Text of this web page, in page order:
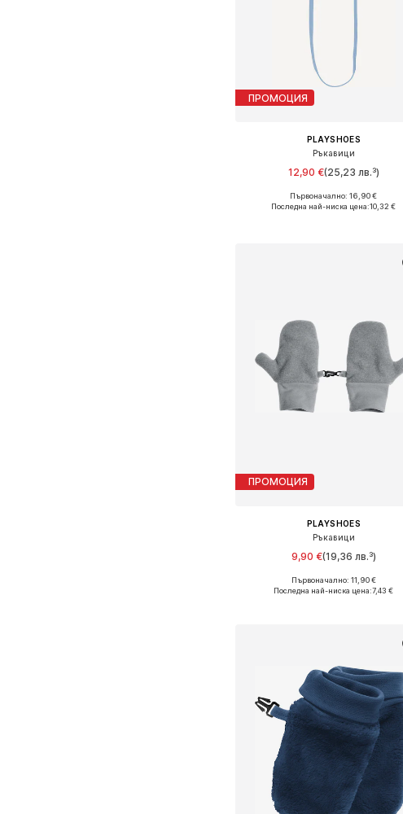
ПРОМОЦИЯ
PLAYSHOES
Ръкавици
12,90 €(25,23 лв.³)
Налични размери: XS-XL
Първоначално: 16,90 €
Последна най-ниска цена:10,32 €
ПРОМОЦИЯ
PLAYSHOES
Ръкавици
9,90 €(19,36 лв.³)
Налични размери: XXS, XXS-XS, XS,
Първоначално: 11,90 €
Последна най-ниска цена:7,43 €